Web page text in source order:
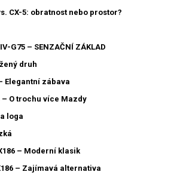
CX-5: obratnost nebo prostor?
G75 – SENZAČNÍ ZÁKLAD
druh
Elegantní zábava
– O trochu více Mazdy
loga
– Moderní klasik
– Zajímavá alternativa